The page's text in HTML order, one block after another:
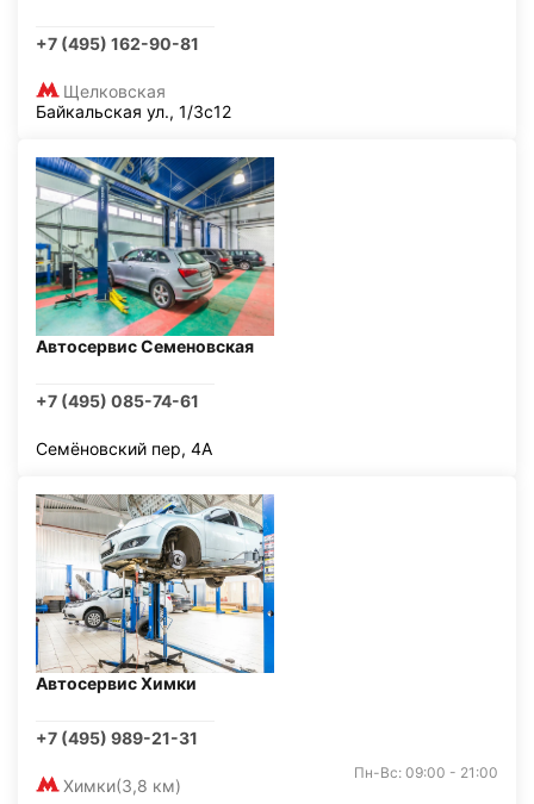
+7 (495) 162-90-81
Щелковская
Байкальская ул., 1/3с12
Автосервис Семеновская
+7 (495) 085-74-61
Семёновский пер, 4А
Автосервис Химки
+7 (495) 989-21-31
Химки(3,8 км)
Пн-Вс: 09:00 - 21:00